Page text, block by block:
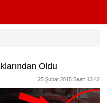
Oldu
25 Şubat 2015 Saat: 13:42